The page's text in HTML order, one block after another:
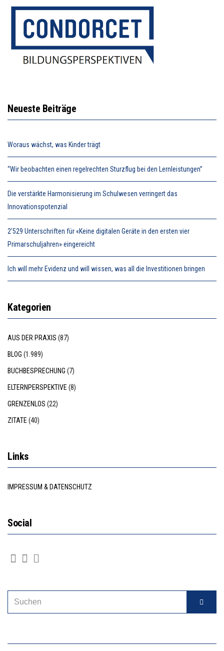
Neueste Beiträge
Woraus wächst, was Kinder trägt
“Wir beobachten einen regelrechten Sturzflug bei den Lernleistungen”
Die verstärkte Harmonisierung im Schulwesen verringert das
Innovationspotenzial
2’529 Unterschriften für «Keine digitalen Geräte in den ersten vier
Primarschuljahren» eingereicht
Ich will mehr Evidenz und will wissen, was all die Investitionen bringen
Kategorien
AUS DER PRAXIS (87)
BLOG (1.989)
BUCHBESPRECHUNG (7)
ELTERNPERSPEKTIVE (8)
GRENZENLOS (22)
ZITATE (40)
Links
IMPRESSUM & DATENSCHUTZ
Social